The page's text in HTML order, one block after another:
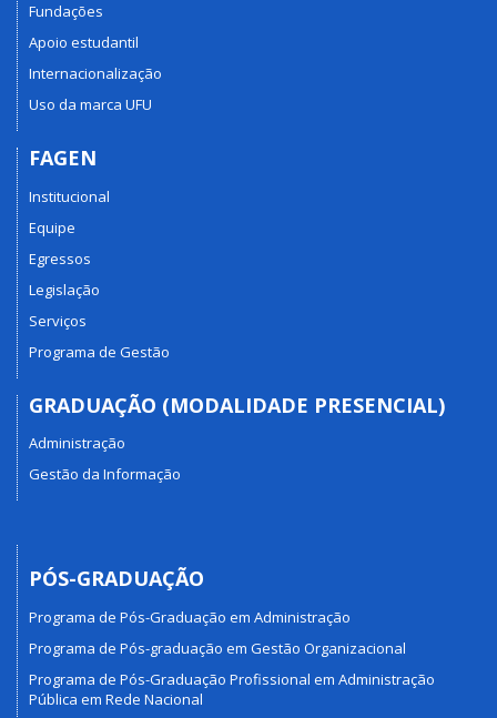
Fundações
Apoio estudantil
Internacionalização
Uso da marca UFU
FAGEN
Institucional
Equipe
Egressos
Legislação
Serviços
Programa de Gestão
GRADUAÇÃO (MODALIDADE PRESENCIAL)
Administração
Gestão da Informação
PÓS-GRADUAÇÃO
Programa de Pós-Graduação em Administração
Programa de Pós-graduação em Gestão Organizacional
Programa de Pós-Graduação Profissional em Administração
Pública em Rede Nacional